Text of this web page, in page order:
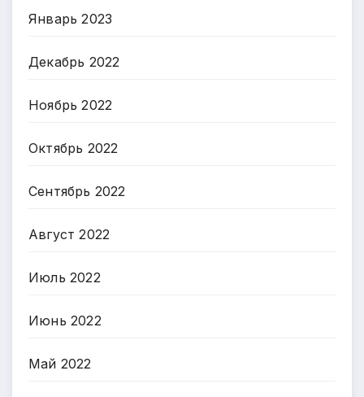
Январь 2023
Декабрь 2022
Ноябрь 2022
Октябрь 2022
Сентябрь 2022
Август 2022
Июль 2022
Июнь 2022
Май 2022